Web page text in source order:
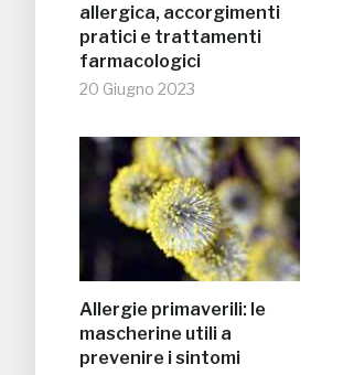
allergica, accorgimenti
pratici e trattamenti
farmacologici
20 Giugno 2023
Allergie primaverili: le
mascherine utili a
prevenire i sintomi